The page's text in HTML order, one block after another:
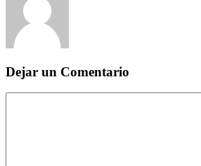
Dejar un Comentario